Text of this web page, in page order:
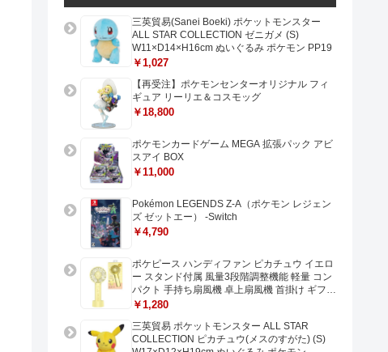
三英貿易(Sanei Boeki) ポケットモンスター
ALL STAR COLLECTION ゼニガメ (S)
W11×D14×H16cm ぬいぐるみ ポケモン PP19
￥1,027
【再受注】ポケモンセンターオリジナル フィ
ギュア リーリエ＆コスモッグ
￥18,800
ポケモンカードゲーム MEGA 拡張パック アビ
スアイ BOX
￥11,000
Pokémon LEGENDS Z-A（ポケモン レジェン
ズ ゼットエー） -Switch
￥4,790
ポケピース ハンディファン ピカチュウ イエロ
ー スタンド付属 風量3段階調整機能 軽量 コン
パクト 手持ち扇風機 卓上扇風機 首掛け ギフト
プレゼントに最適 USB充電 Type-C対応
￥1,280
三英貿易 ポケットモンスター ALL STAR
COLLECTION ピカチュウ(メスのすがた) (S)